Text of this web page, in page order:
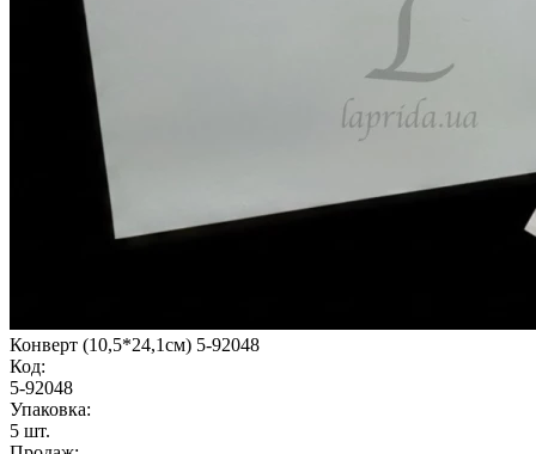
Конверт (10,5*24,1см) 5-92048
Код:
5-92048
Упаковка:
5 шт.